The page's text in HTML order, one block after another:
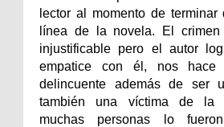
lector al momento de
línea de la novela. El
injustificable pero el autor
empatice con él, nos hace
delincuente además de ser
también una víctima de la
muchas personas lo